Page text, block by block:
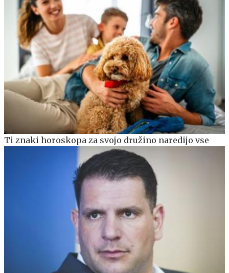
Ti znaki horoskopa za svojo družino naredijo vse